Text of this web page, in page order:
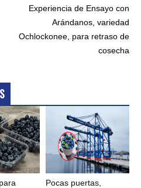
Experiencia de Ensayo con
Arándanos, variedad
Ochlockonee, para retraso de
cosecha
Pocas puertas,